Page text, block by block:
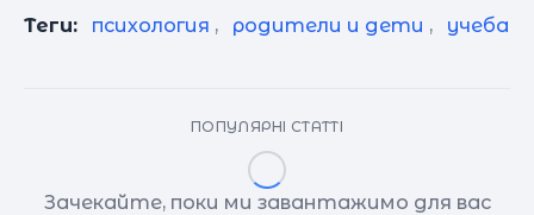
Теги: психология , родители и дети , учеба
ПОПУЛЯРНІ СТАТТІ
Зачекайте, поки ми завантажимо для вас